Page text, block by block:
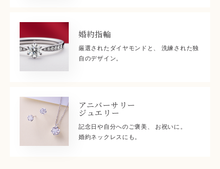
婚約指輪
厳選されたダイヤモンドと、 洗練された独
自のデザイン。
アニバーサリー
ジュエリー
記念日や自分へのご褒美、 お祝いに。
婚約ネックレスにも。